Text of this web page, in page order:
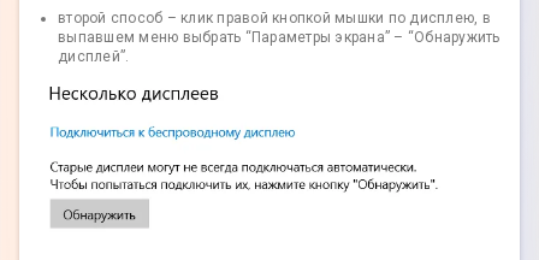
второй способ – клик правой кнопкой мышки по дисплею, в
выпавшем меню выбрать “Параметры экрана” – “Обнаружить
дисплей”.